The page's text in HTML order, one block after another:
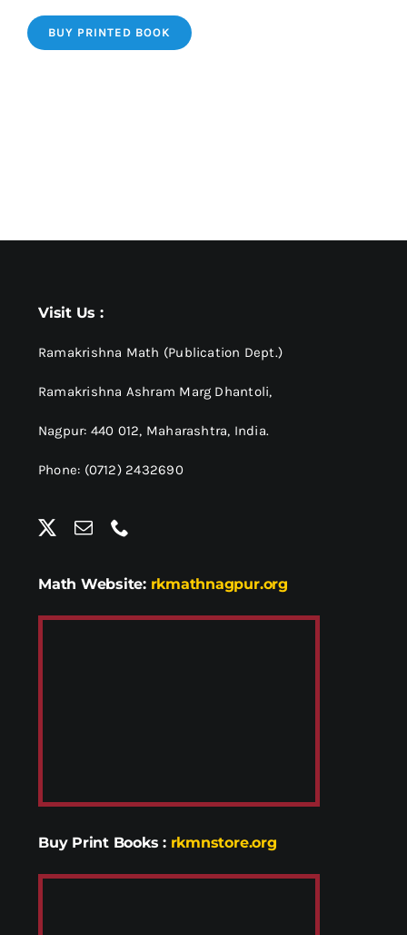
BUY PRINTED BOOK
Visit Us :
Ramakrishna Math (Publication Dept.)
Ramakrishna Ashram Marg Dhantoli,
Nagpur: 440 012, Maharashtra, India.
Phone: (0712) 2432690
Math Website: rkmathnagpur.org
Buy Print Books : rkmnstore.org